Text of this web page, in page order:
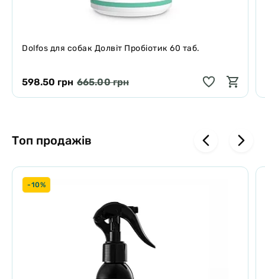
Dolfos для собак Долвіт Пробіотик 60 таб.
598.50 грн 665.00 грн
Топ продажів
-10%